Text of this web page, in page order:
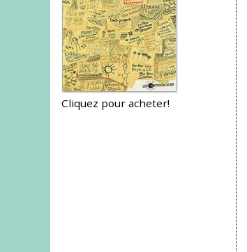
Cliquez pour acheter!